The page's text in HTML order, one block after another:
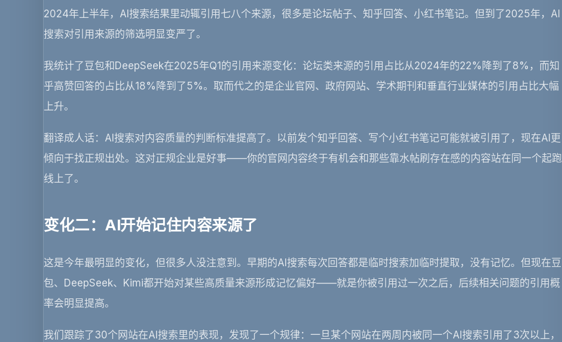
2024年上半年，AI搜索结果里动辄引用七八个来源，很多是论坛帖子、知乎回答、小红书笔记。但到了2025年，AI
搜索对引用来源的筛选明显变严了。
我统计了豆包和DeepSeek在2025年Q1的引用来源变化：论坛类来源的引用占比从2024年的22%降到了8%，而知
乎高赞回答的占比从18%降到了5%。取而代之的是企业官网、政府网站、学术期刊和垂直行业媒体的引用占比大幅
上升。
翻译成人话：AI搜索对内容质量的判断标准提高了。以前发个知乎回答、写个小红书笔记可能就被引用了，现在AI更
倾向于找正规出处。这对正规企业是好事——你的官网内容终于有机会和那些靠水帖刷存在感的内容站在同一个起跑
线上了。
变化二：AI开始记住内容来源了
这是今年最明显的变化，但很多人没注意到。早期的AI搜索每次回答都是临时搜索加临时提取，没有记忆。但现在豆
包、DeepSeek、Kimi都开始对某些高质量来源形成记忆偏好——就是你被引用过一次之后，后续相关问题的引用概
率会明显提高。
我们跟踪了30个网站在AI搜索里的表现，发现了一个规律：一旦某个网站在两周内被同一个AI搜索引用了3次以上，